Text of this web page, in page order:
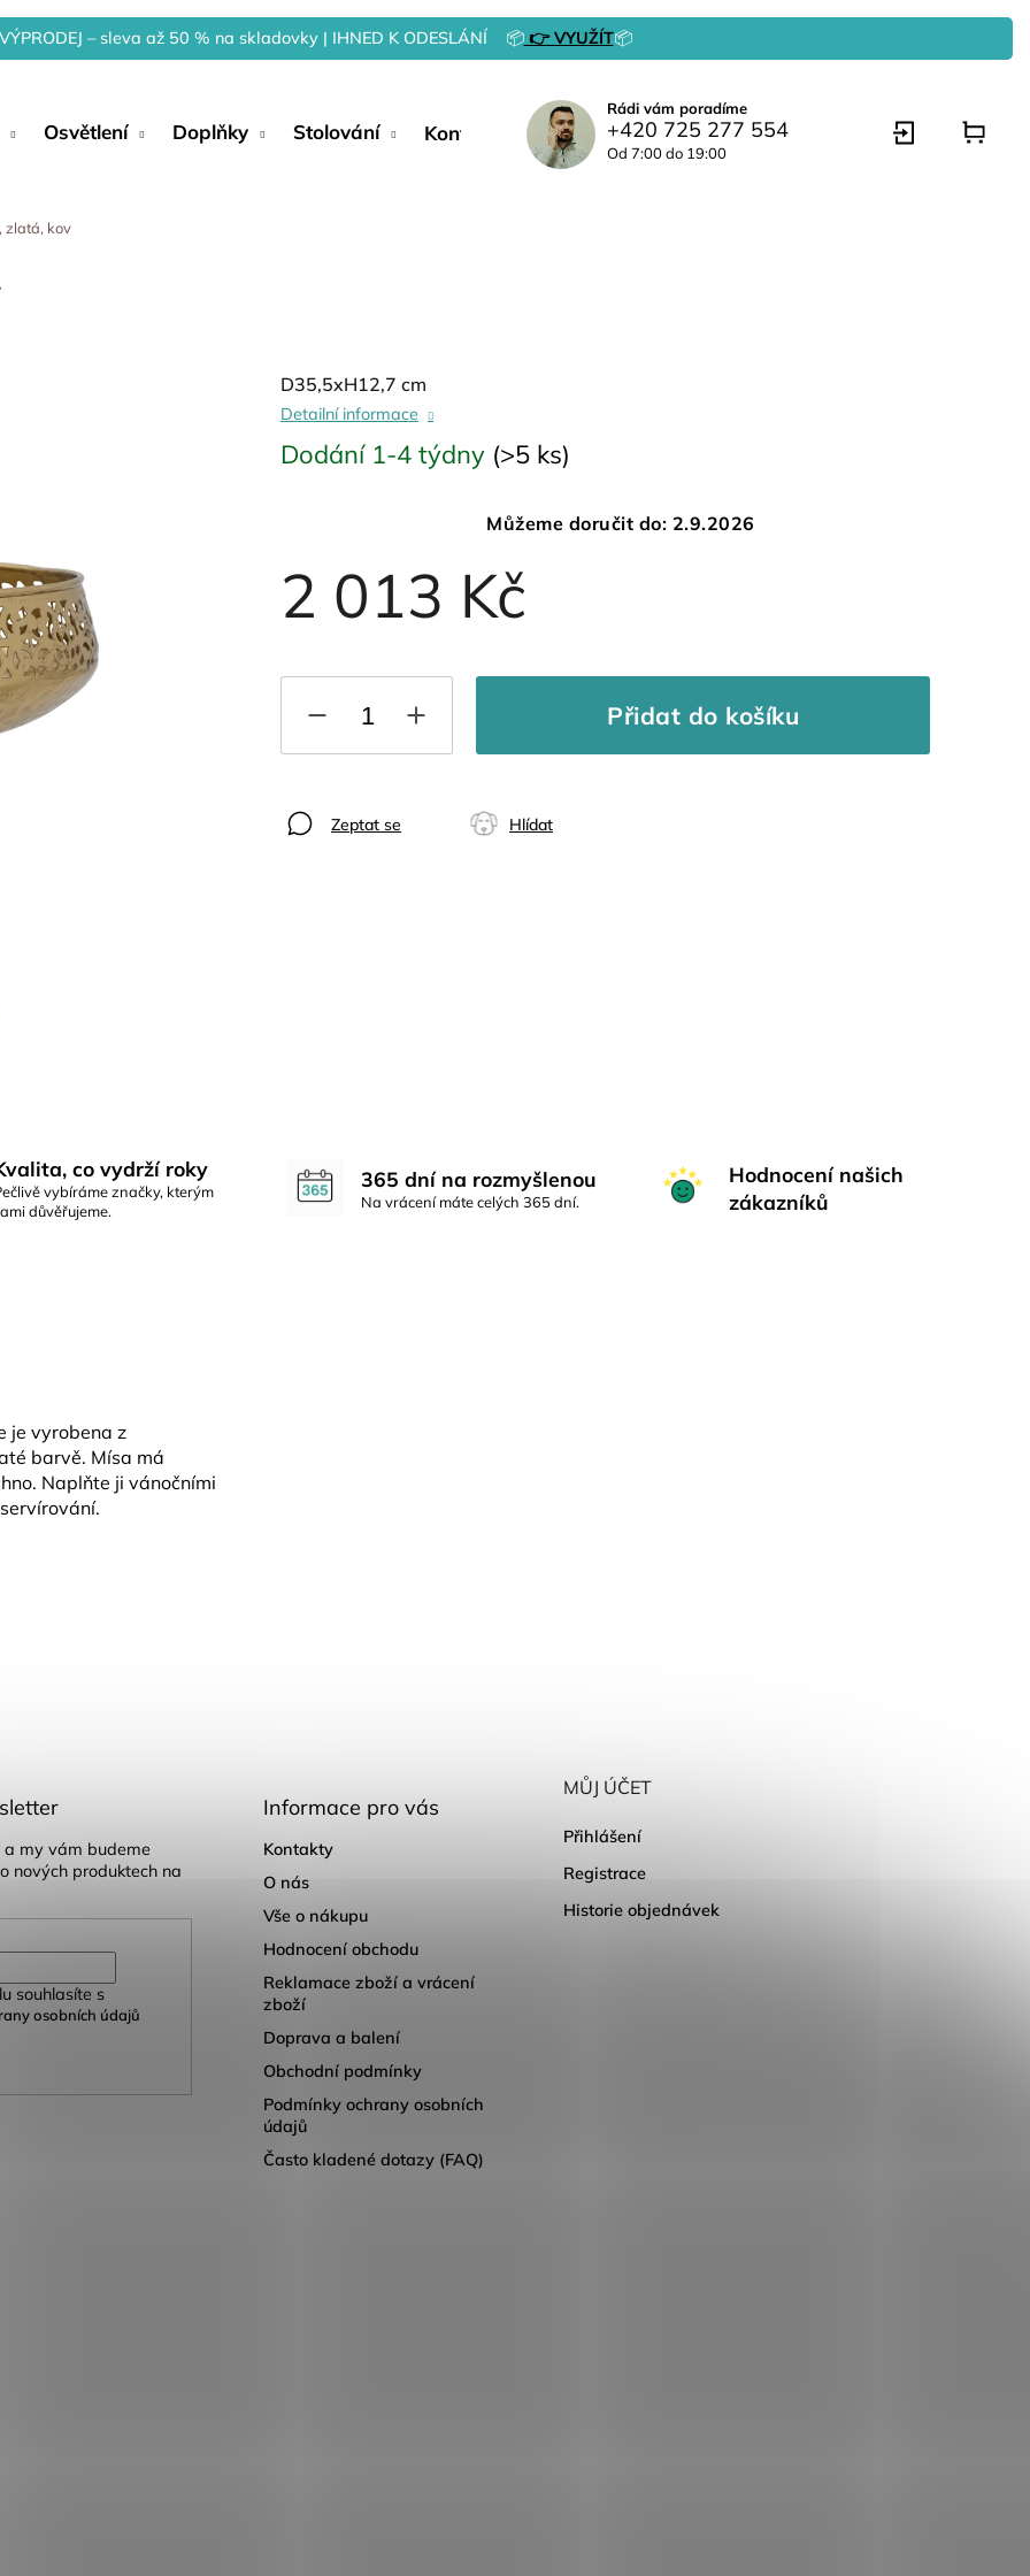
– sleva až 50 % na skladovky | IHNED K ODESLÁNÍ 📦👉 VYUŽÍT📦
Osvětlení Doplňky Stolování Kontakty
Rádi vám poradíme
+420 725 277 554
Od 7:00 do 19:00
zlatá, kov
2 013 Kč
Dodání 1-4 týdny (>5 ks)
Můžeme doručit do: 2.9.2026
Přidat do košíku
D35,5xH12,7 cm
Detailní informace
Zeptat se Hlídat
co vydrží roky
vybíráme značky, kterým
důvěřujeme.
365 dní na rozmyšlenou
Na vrácení máte celých 365 dní.
Hodnocení našich
zákazníků
je vyrobena z
barvě. Mísa má
Naplňte ji vánočními
a my vám budeme
nových produktech na
souhlasíte s
osobních údajů
Informace pro vás
Kontakty
O nás
Vše o nákupu
Hodnocení obchodu
Reklamace zboží a vrácení
zboží
Doprava a balení
Obchodní podmínky
Podmínky ochrany osobních
údajů
Často kladené dotazy (FAQ)
MŮJ ÚČET
Přihlášení
Registrace
Historie objednávek